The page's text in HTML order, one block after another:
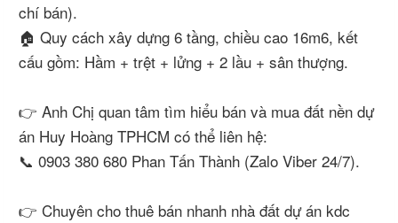
chí bán).
🏠 Quy cách xây dựng 6 tầng, chiều cao 16m6, kết
cấu gồm: Hầm + trệt + lửng + 2 lầu + sân thượng.
👉 Anh Chị quan tâm tìm hiểu bán và mua đất nền dự
án Huy Hoàng TPHCM có thể liên hệ:
📞 0903 380 680 Phan Tấn Thành (Zalo Viber 24/7).
👉 Chuyên cho thuê bán nhanh nhà đất dự án kdc